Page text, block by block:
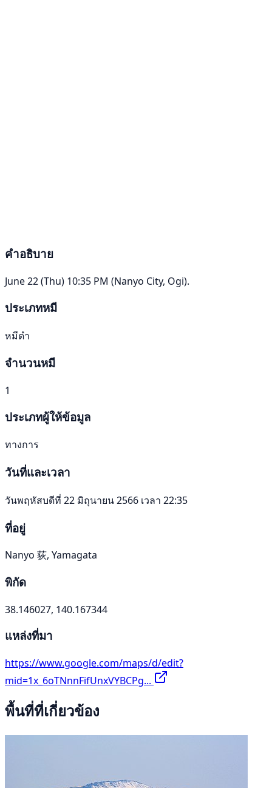
คำอธิบาย
June 22 (Thu) 10:35 PM (Nanyo City, Ogi).
ประเภทหมี
หมีดำ
จำนวนหมี
1
ประเภทผู้ให้ข้อมูล
ทางการ
วันที่และเวลา
วันพฤหัสบดีที่ 22 มิถุนายน 2566 เวลา 22:35
ที่อยู่
Nanyo 荻, Yamagata
พิกัด
38.146027, 140.167344
แหล่งที่มา
https://www.google.com/maps/d/edit?
mid=1x_6oTNnnFifUnxVYBCPg...
พื้นที่ที่เกี่ยวข้อง